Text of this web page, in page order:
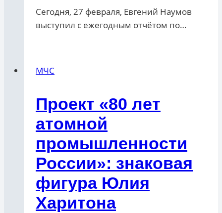
Сегодня, 27 февраля, Евгений Наумов
выступил с ежегодным отчётом по…
МЧС
Проект «80 лет
атомной
промышленности
России»: знаковая
фигура Юлия
Харитона